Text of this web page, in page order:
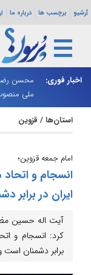
آرشیو برچسب ها درباره ما
اخبار فوری:
محسن
ملی
استان‌ها / قزوین
امام جمعه قزوین؛
انسجام و
ایران در برابر
آیت اله حسین
کرد: انسجام و
برابر دشمنان